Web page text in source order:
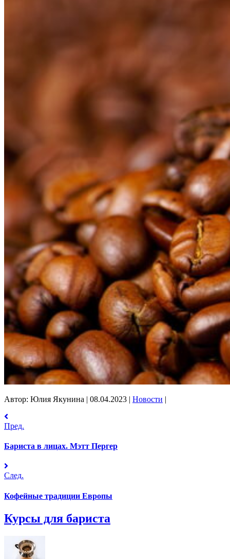
Автор: Юлия Якунина | 08.04.2023 | Новости |
Пред.
Бариста в лицах. Мэтт Пергер
След.
Кофейные традиции Европы
Курсы для бариста